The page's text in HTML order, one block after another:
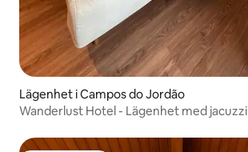
Lägenhet i Campos do Jordão
Wanderlust Hotel - Lägenhet med jacuzzi